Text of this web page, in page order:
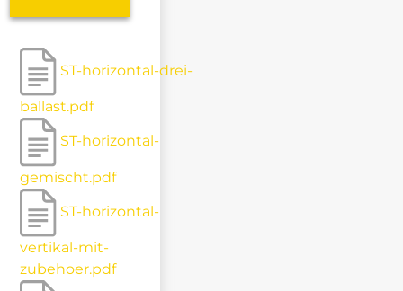
ST-horizontal-drei-
ballast.pdf
ST-horizontal-
gemischt.pdf
ST-horizontal-
vertikal-mit-
zubehoer.pdf